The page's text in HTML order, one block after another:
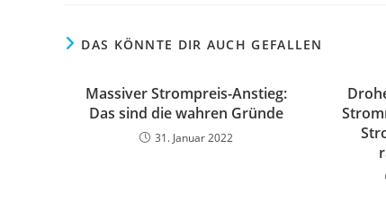
DAS KÖNNTE DIR AUCH GEFALLEN
Massiver Strompreis-Anstieg:
Das sind die wahren Gründe
31. Januar 2022